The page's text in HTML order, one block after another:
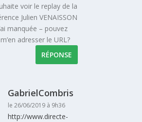
voir le replay de la
Julien VENAISSON
manquée – pouvez
adresser le URL?
RÉPONSE
GabrielCombris
le 26/06/2019 à 9h36
http://www.directe-